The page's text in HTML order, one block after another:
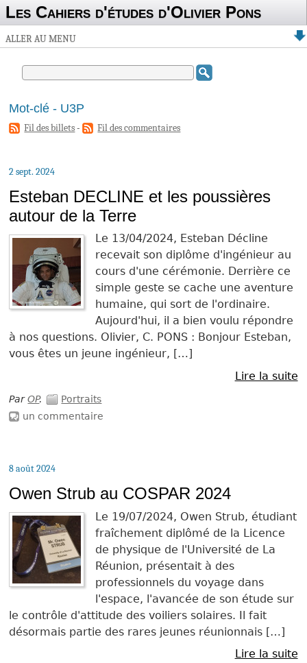
Les Cahiers d'études d'Olivier Pons
ALLER AU MENU
Mot-clé - U3P
Fil des billets- Fil des commentaires
2 sept. 2024
Esteban DECLINE et les poussières
autour de la Terre
Le 13/04/2024, Esteban Décline
recevait son diplôme d'ingénieur au
cours d'une cérémonie. Derrière ce
simple geste se cache une aventure
humaine, qui sort de l'ordinaire.
Aujourd'hui, il a bien voulu répondre
à nos questions. Olivier, C. PONS : Bonjour Esteban,
vous êtes un jeune ingénieur, […]
Lire la suite
ParOP.
Portraits
un commentaire
8 août 2024
Owen Strub au COSPAR 2024
Le 19/07/2024, Owen Strub, étudiant
fraîchement diplômé de la Licence
de physique de l'Université de La
Réunion, présentait à des
professionnels du voyage dans
l'espace, l'avancée de son étude sur
le contrôle d'attitude des voiliers solaires. Il fait
désormais partie des rares jeunes réunionnais […]
Lire la suite